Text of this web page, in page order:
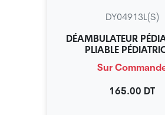
DY04913L(S)
DÉAMBULATEUR
PLIABLE
Sur
165.00 DT